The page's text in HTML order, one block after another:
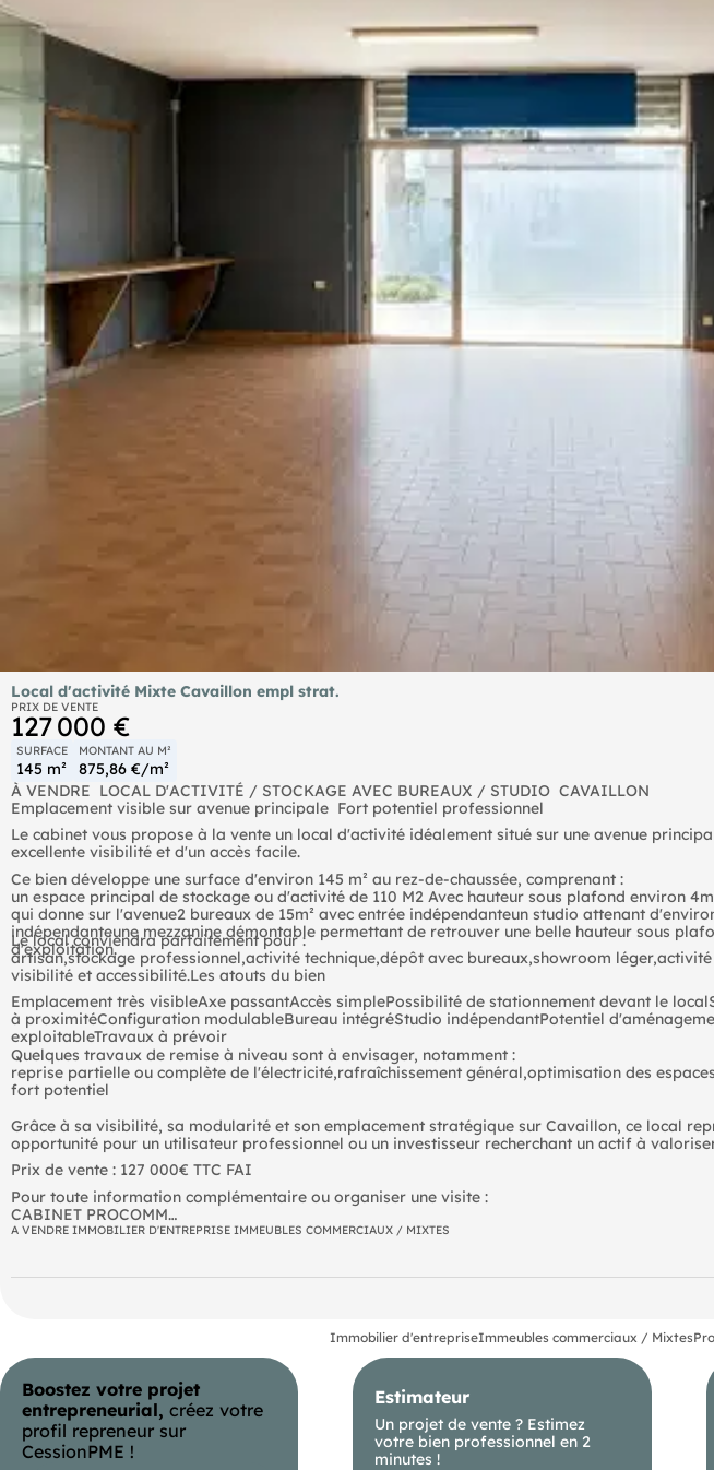
Local d'activité Mixte Cavaillon empl strat.
PRIX DE VENTE
127 000 €
SURFACE
145 m²
MONTANT AU M²
875,86 €/m²
À VENDRE  LOCAL D'ACTIVITÉ / STOCKAGE AVEC BUREAUX / STUDIO  CAVAILLON
Emplacement visible sur avenue principale  Fort potentiel professionnel
Le cabinet vous propose à la vente un local d'activité idéalement situé sur une avenue
excellente visibilité et d'un accès facile.
Ce bien développe une surface d'environ 145 m² au rez-de-chaussée, comprenant :
un espace principal de stockage ou d'activité de 110 M2 Avec hauteur sous plafond environ
qui donne sur l'avenue2 bureaux de 15m² avec entrée indépendanteun studio attenant
indépendanteune mezzanine démontable permettant de retrouver une belle hauteur sous
d'exploitation.
Le local conviendra parfaitement pour :
artisan,stockage professionnel,activité technique,dépôt avec bureaux,showroom
visibilité et accessibilité.Les atouts du bien
Emplacement très visibleAxe passantAccès simplePossibilité de stationnement devant le
à proximitéConfiguration modulableBureau intégréStudio indépendantPotentiel
exploitableTravaux à prévoir
Quelques travaux de remise à niveau sont à envisager, notamment :
reprise partielle ou complète de l'électricité,rafraîchissement général,optimisation des
fort potentiel
Grâce à sa visibilité, sa modularité et son emplacement stratégique sur Cavaillon, ce local
opportunité pour un utilisateur professionnel ou un investisseur recherchant un actif à
Prix de vente : 127 000€ TTC FAI
Pour toute information complémentaire ou organiser une visite :
CABINET PROCOMM
Immobilier d'entreprise  Locaux commerciaux  Activités  Entrepôts
A VENDRE IMMOBILIER D'ENTREPRISE IMMEUBLES COMMERCIAUX / MIXTES
Immobilier d'entrepriseImmeubles commerciaux / Mixtes
Boostez votre projet
entrepreneurial, créez votre
profil repreneur sur
CessionPME !
Estimateur
Un projet de vente ? Estimez
votre bien professionnel en 2
minutes !